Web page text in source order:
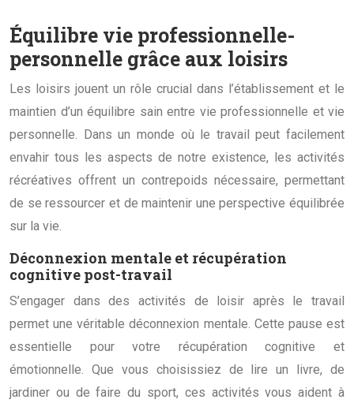
Équilibre vie professionnelle-
personnelle grâce aux loisirs
Les loisirs jouent un rôle crucial dans l’établissement et le
maintien d’un équilibre sain entre vie professionnelle et vie
personnelle. Dans un monde où le travail peut facilement
envahir tous les aspects de notre existence, les activités
récréatives offrent un contrepoids nécessaire, permettant
de se ressourcer et de maintenir une perspective équilibrée
sur la vie.
Déconnexion mentale et récupération
cognitive post-travail
S’engager dans des activités de loisir après le travail
permet une véritable déconnexion mentale. Cette pause est
essentielle pour votre récupération cognitive et
émotionnelle. Que vous choisissiez de lire un livre, de
jardiner ou de faire du sport, ces activités vous aident à